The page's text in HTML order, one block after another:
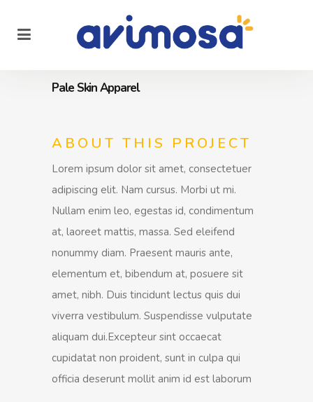
Pale Skin Apparel
ABOUT THIS PROJECT
Lorem ipsum dolor sit amet, consectetuer
adipiscing elit. Nam cursus. Morbi ut mi.
Nullam enim leo, egestas id, condimentum
at, laoreet mattis, massa. Sed eleifend
nonummy diam. Praesent mauris ante,
elementum et, bibendum at, posuere sit
amet, nibh. Duis tincidunt lectus quis dui
viverra vestibulum. Suspendisse vulputate
aliquam dui.Excepteur sint occaecat
cupidatat non proident, sunt in culpa qui
officia deserunt mollit anim id est laborum